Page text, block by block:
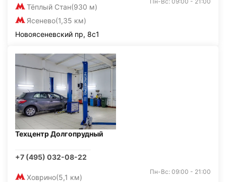
Тёплый Стан(930 м)
Ясенево(1,35 км)
Новоясеневский пр, 8с1
Техцентр Долгопрудный
+7 (495) 032-08-22
Ховрино(5,1 км)
Пн-Вс: 09:00 - 21:00